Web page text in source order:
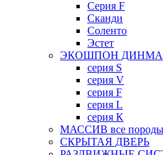
Серия F
Сканди
Соленто
Эстет
ЭКОШПОН
серия S
серия V
серия F
серия L
серия К
МАССИВ все породы
СКРЫТАЯ ДВЕРЬ